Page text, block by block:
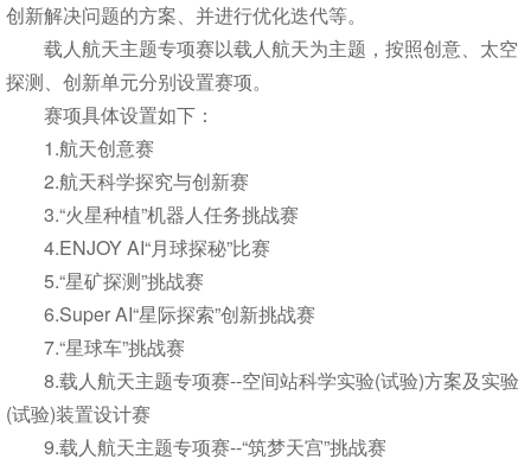
创新解决问题的方案、并进行优化迭代等。
载人航天主题专项赛以载人航天为主题，按照创意、太空
探测、创新单元分别设置赛项。
赛项具体设置如下：
1.航天创意赛
2.航天科学探究与创新赛
3.“火星种植”机器人任务挑战赛
4.ENJOY AI“月球探秘”比赛
5.“星矿探测”挑战赛
6.Super AI“星际探索”创新挑战赛
7.“星球车”挑战赛
8.载人航天主题专项赛--空间站科学实验(试验)方案及实验
(试验)装置设计赛
9.载人航天主题专项赛--“筑梦天宫”挑战赛